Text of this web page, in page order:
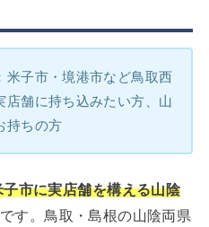
米子市・境港市など鳥取西
店舗に持ち込みたい方、山
持ちの方
市に実店舗を構える山陰
です。鳥取・島根の山陰両県